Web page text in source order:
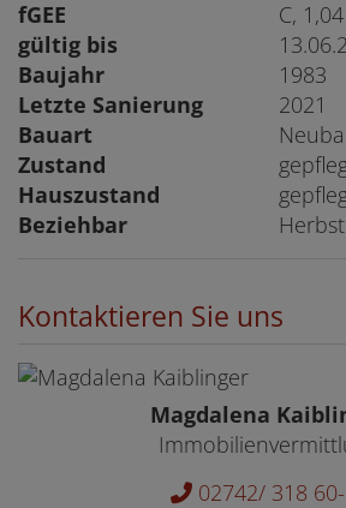
fGEE
C, 1,04
gültig bis
Baujahr
1983
Letzte Sanierung
2021
Bauart
Zustand
Hauszustand
Beziehbar
Kontaktieren Sie uns
Magdalena
02742/ 318